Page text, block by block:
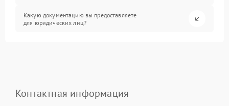
Какую документацию вы предоставляете
для юридических лиц?
Контактная информация